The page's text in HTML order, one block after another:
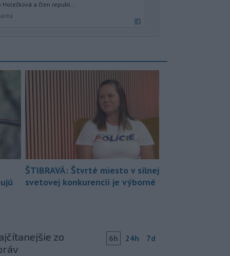
Holečková a člen republ...
ŠTIBRAVÁ: Štvrté miesto v silnej
svetovej konkurencii je výborné
zo
6h 24h 7d